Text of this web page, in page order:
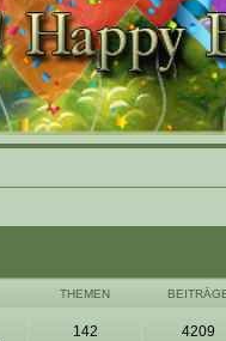
THEMEN
142 4209